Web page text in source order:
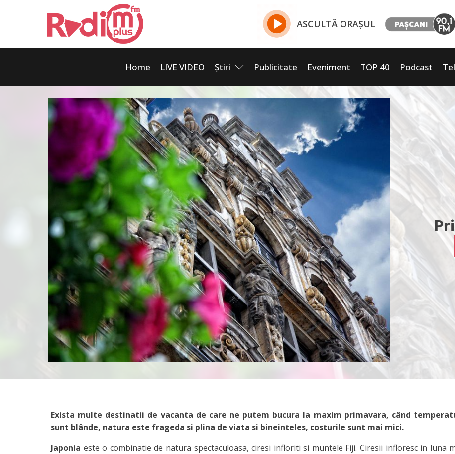
ASCULTĂ ORAȘUL
Home LIVE VIDEO Știri Publicitate Eveniment TOP 40 Podcast
Exista multe destinatii de vacanta de care ne putem bucura la maxim primavara, când
sunt blânde, natura este frageda si plina de viata si bineinteles, costurile sunt mai mici.
Japonia este o combinatie de natura spectaculoasa, ciresi infloriti si muntele Fiji. Ciresii infloresc in luna